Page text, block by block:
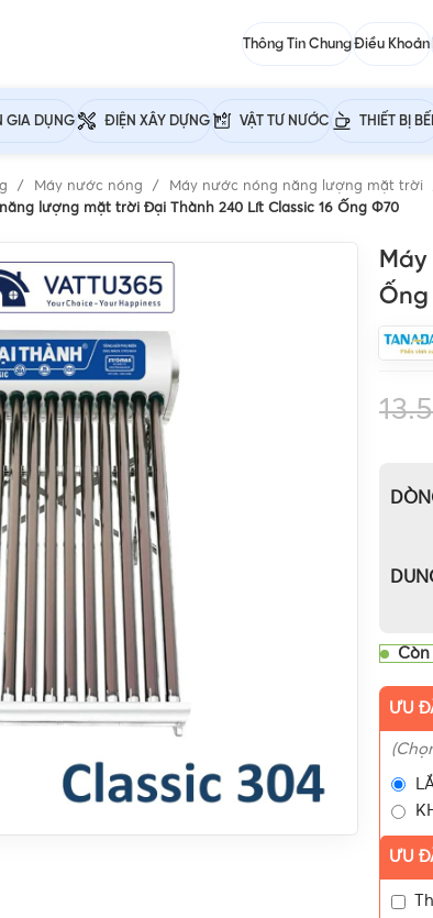
Thông Tin ChungĐiều Khoản
GIA DỤNG ĐIỆN XÂY DỰNG VẬT TƯ NƯỚC THIẾT BỊ
Máy nước nóng Máy nước nóng năng lượng mặt trời
lượng mặt trời Đại Thành 240 Lít Classic 16 Ống Φ70
ƯU
ƯU